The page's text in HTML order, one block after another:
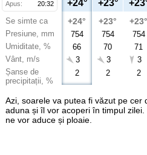
Apus:
20:32
Se simte ca
Presiune, mm
Umiditate, %
Vânt, m/s
Șanse de
precipitații, %
+24°
+24°
754
66
3
2
+23°
+23°
754
70
3
2
+23°
754
71
3
2
Azi, soarele va putea fi văzut pe cer
aduna și îl vor acoperi în timpul
ne vor aduce și ploaie.